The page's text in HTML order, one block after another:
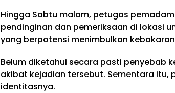
Hingga Sabtu malam, petugas
pendinginan dan pemeriksaan di lokasi
yang berpotensi menimbulkan
Belum diketahui secara pasti penyebab
akibat kejadian tersebut. Sementara itu,
identitasnya.